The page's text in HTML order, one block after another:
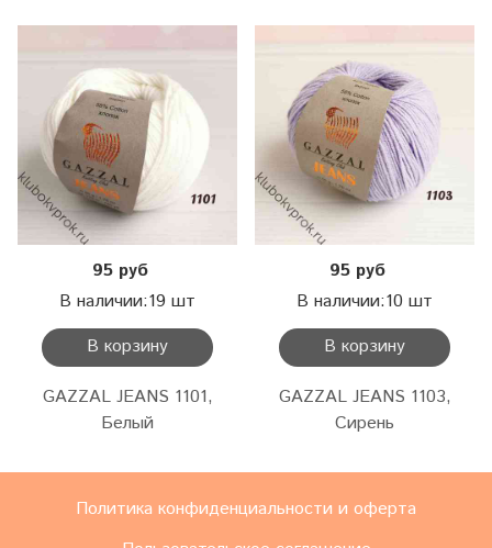
95 руб
В наличии:19 шт
В корзину
GAZZAL JEANS 1101,
Белый
95 руб
В наличии:10 шт
В корзину
GAZZAL JEANS 1103,
Сирень
Политика конфиденциальности и оферта